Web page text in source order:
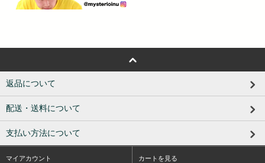
返品について
配送・送料について
支払い方法について
マイアカウント カートを見る